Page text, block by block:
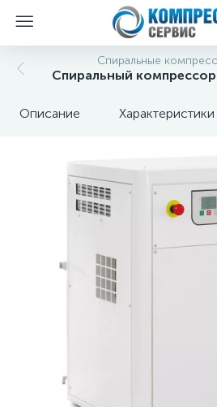
Спиральные
Спиральный компрессор
Описание Характеристики